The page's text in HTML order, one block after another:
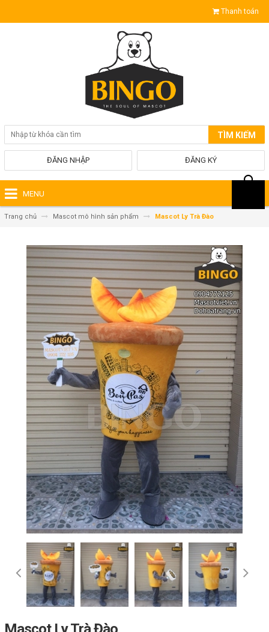
Thanh toán
TÌM KIẾM
ĐĂNG KÝ
ĐĂNG NHẬP
MENU
Trang chủ Mascot mô hình sản phẩm Mascot Ly Trà Đào